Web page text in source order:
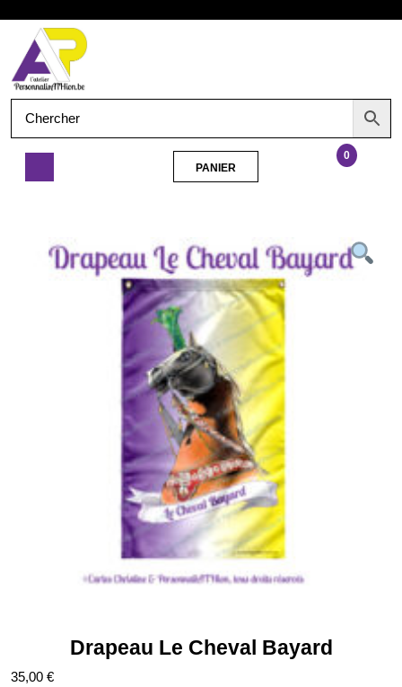
contenu
Ouvrir
le
menu
Bayard
0
PANIER
Drapeau Le Cheval Bayard
35,00 €